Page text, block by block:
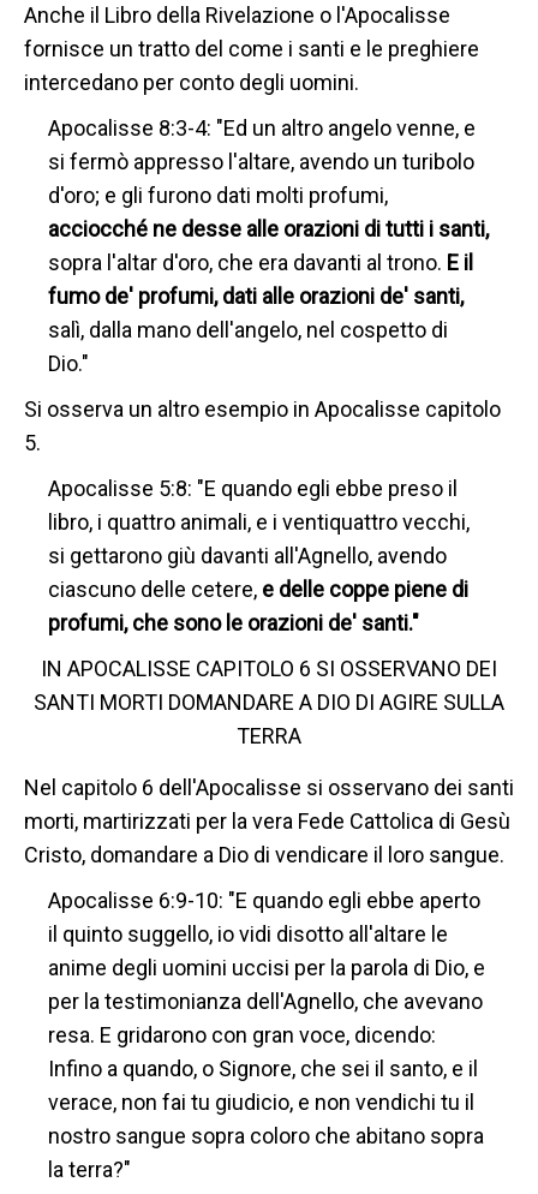
Anche il Libro della Rivelazione o l'Apocalisse
fornisce un tratto del come i santi e le preghiere
intercedano per conto degli uomini.
Apocalisse 8:3-4: "Ed un altro angelo venne, e
si fermò appresso l'altare, avendo un turibolo
d'oro; e gli furono dati molti profumi,
acciocché ne desse alle orazioni di tutti i santi,
sopra l'altar d'oro, che era davanti al trono. E il
fumo de' profumi, dati alle orazioni de' santi,
salì, dalla mano dell'angelo, nel cospetto di
Dio."
Si osserva un altro esempio in Apocalisse capitolo
5.
Apocalisse 5:8: "E quando egli ebbe preso il
libro, i quattro animali, e i ventiquattro vecchi,
si gettarono giù davanti all'Agnello, avendo
ciascuno delle cetere, e delle coppe piene di
profumi, che sono le orazioni de' santi."
IN APOCALISSE CAPITOLO 6 SI OSSERVANO DEI
SANTI MORTI DOMANDARE A DIO DI AGIRE SULLA
TERRA
Nel capitolo 6 dell'Apocalisse si osservano dei santi
morti, martirizzati per la vera Fede Cattolica di Gesù
Cristo, domandare a Dio di vendicare il loro sangue.
Apocalisse 6:9-10: "E quando egli ebbe aperto
il quinto suggello, io vidi disotto all'altare le
anime degli uomini uccisi per la parola di Dio, e
per la testimonianza dell'Agnello, che avevano
resa. E gridarono con gran voce, dicendo:
Infino a quando, o Signore, che sei il santo, e il
verace, non fai tu giudicio, e non vendichi tu il
nostro sangue sopra coloro che abitano sopra
la terra?"